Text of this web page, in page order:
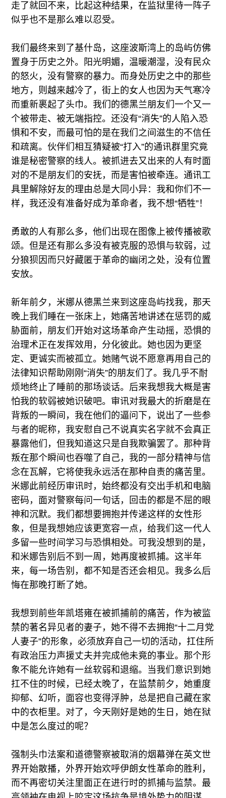
走了就回不来，比起这种结果，在监狱里待一阵子
似乎也不是那么难以忍受。
我们最终来到了基什岛，这座波斯湾上的岛屿仿佛
置身于历史之外。阳光明媚，温暖潮湿，没有民众
的怒火，没有警察的暴力。而身处历史之中的那些
地方，则越来越冷了，街上的女人也因为天气寒冷
而重新裹起了头巾。我们的德黑兰朋友们一个又一
个被带走、被无端指控。还没有“消失”的人陷入恐
惧和不安，而最可怕的是在我们之间滋生的不信任
和疏离。伙伴们相互猜疑被“打入”的通讯群里究竟
谁是秘密警察的线人。被抓进去又出来的人有时面
对的不是朋友们的安抚，而是害怕被牵连。通讯工
具里解除好友的理由总是大同小异：我和你们不一
样，我还没有准备好成为革命者，我不想“牺牲”！
勇敢的人有那么多，他们出现在图像上被传播被歌
颂。但是还有那么多没有被克服的恐惧与软弱，过
分狼狈因而只好藏匿于革命的幽闭之处，没有位置
安放。
新年前夕，米娜从德黑兰来到这座岛屿找我，那天
晚上我们睡在一张床上，她痛苦地讲述在惩罚的威
胁面前，朋友们开始对这场革命产生动摇，恐惧的
治理术正在发挥效用，分化彼此。她也因为更坚
定、更诚实而被孤立。她赌气说不愿意再用自己的
法律知识帮助刚刚“消失”的朋友们了。我几乎不耐
烦地终止了睡前的那场谈话。后来我想我大概是害
怕我的软弱被她识破吧。审讯对我最大的折磨是在
背叛的一瞬间，我在他们的逼问下，说出了一些参
与者的昵称，我安慰自己不说真实名字就不会真正
暴露他们，但我知道这只是自我欺骗罢了。那种背
叛在那个瞬间也吞噬了自己，我的一部分精神与信
念在瓦解，它将使我永远活在那种自责的痛苦里。
米娜此前经历审讯时，始终都没有交出手机和电脑
密码，面对警察每问一句话，回击的都是不屈的眼
神和沉默。我们都想要拥抱并传递这样的女性形
象，但是我想她应该更宽容一点，给我们这一代人
多留一些时间学习与恐惧相处。可我没想到的是，
和米娜告别后不到一周，她再度被抓捕。这半年
来，每一场告别，都不知是否还会相见。我多么后
悔在那晚打断了她。
我想到前些年凯塔雍在被抓捕前的痛苦，作为被监
禁的著名异见者的妻子，她不得不去拥抱“十二月党
人妻子”的形象，必须放弃自己一切的活动，扛住所
有政治压力声援丈夫并完成他未竟的事业。那个形
象不能允许她有一丝软弱和退缩。当我们意识到她
扛不住的时候，已经太晚了，在监禁前夕，她重度
抑郁、幻听，面容也变得浮肿，总是把自己藏在家
中的衣柜里。对了，今天刚好是她的生日，她在狱
中是怎么度过的呢？
强制头巾法案和道德警察被取消的烟幕弹在英文世
界开始散播，外界开始欢呼伊朗女性革命的胜利，
而不再密切关注里面正在进行时的抓捕与监禁。最